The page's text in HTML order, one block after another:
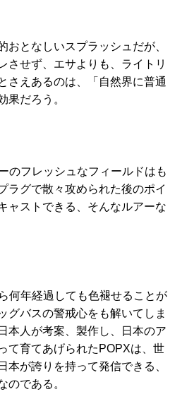
おとなしいスプラッシュだが、
させず、エサよりも、ライトリ
さえあるのは、「自然界に普通
果だろう。
のフレッシュなフィールドはも
ラグで散々攻められた後のポイ
ャストできる、そんなルアーな
何年経過しても色褪せることが
グバスの警戒心をも解いてしま
本人が考案、製作し、日本のア
て育てあげられたPOPXは、世
本が誇りを持って発信できる、
のである。